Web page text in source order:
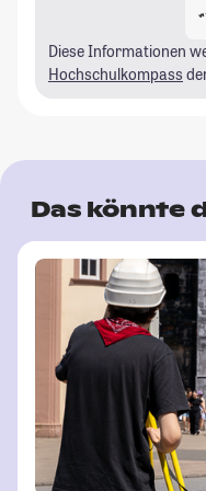
Diese Informationen
Hochschulkompass
Das könnte